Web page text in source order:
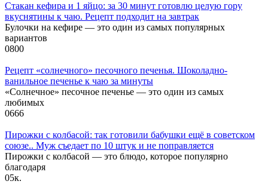
Стакан кефира и 1 яйцо: за 30 минут готовлю целую гору
вкуснятины к чаю. Рецепт подходит на завтрак
Булочки на кефире — это один из самых популярных
вариантов
0800
Рецепт «солнечного» песочного печенья. Шоколадно-
ванильное печенье к чаю за минуты
«Солнечное» песочное печенье — это один из самых
любимых
0666
Пирожки с колбасой: так готовили бабушки ещё в советском
союзе.. Муж съедает по 10 штук и не поправляется
Пирожки с колбасой — это блюдо, которое популярно
благодаря
05к.